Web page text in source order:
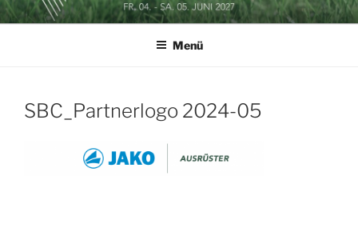
Zum
InhaltSOCCERGOLF BUSINESSCUP
Menü
SBC_Partnerlogo 2024-05